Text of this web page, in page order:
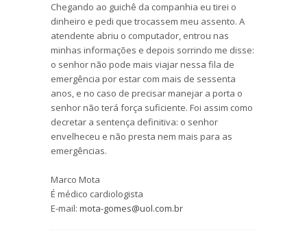
Chegando ao guichê da companhia eu tirei o
dinheiro e pedi que trocassem meu assento. A
atendente abriu o computador, entrou nas
minhas informações e depois sorrindo me disse:
o senhor não pode mais viajar nessa fila de
emergência por estar com mais de sessenta
anos, e no caso de precisar manejar a porta o
senhor não terá força suficiente. Foi assim como
decretar a sentença definitiva: o senhor
envelheceu e não presta nem mais para as
emergências.
Marco Mota
É médico cardiologista
E-mail: mota-gomes@uol.com.br